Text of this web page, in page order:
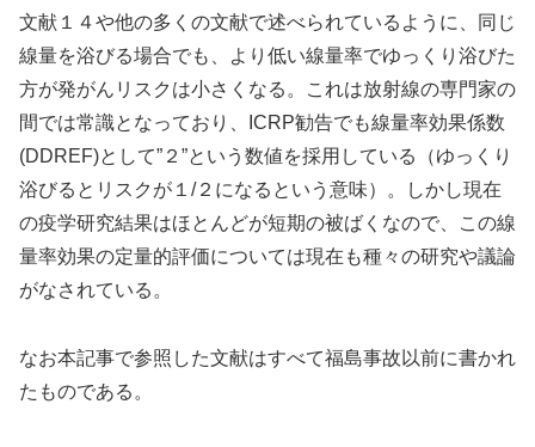
文献１４や他の多くの文献で述べられているように、同じ
線量を浴びる場合でも、より低い線量率でゆっくり浴びた
方が発がんリスクは小さくなる。これは放射線の専門家の
間では常識となっており、ICRP勧告でも線量率効果係数
(DDREF)として”２”という数値を採用している（ゆっくり
浴びるとリスクが１/２になるという意味）。しかし現在
の疫学研究結果はほとんどが短期の被ばくなので、この線
量率効果の定量的評価については現在も種々の研究や議論
がなされている。
なお本記事で参照した文献はすべて福島事故以前に書かれ
たものである。